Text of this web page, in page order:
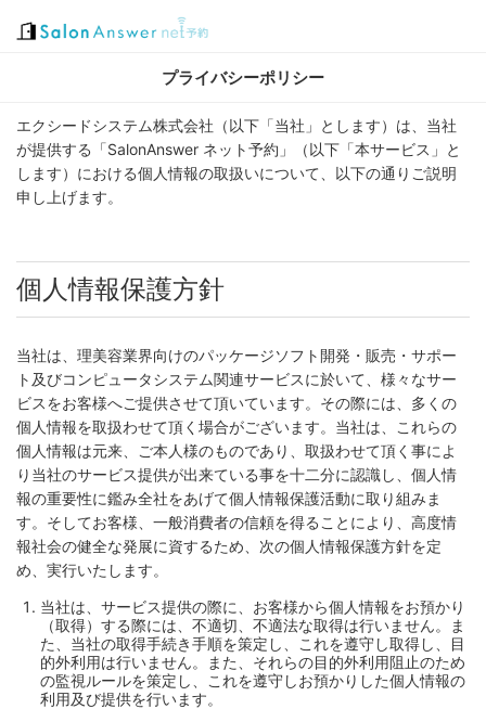
プライバシーポリシー
エクシードシステム株式会社（以下「当社」とします）は、当社
が提供する「SalonAnswer ネット予約」（以下「本サービス」と
します）における個人情報の取扱いについて、以下の通りご説明
申し上げます。
個人情報保護方針
当社は、理美容業界向けのパッケージソフト開発・販売・サポー
ト及びコンピュータシステム関連サービスに於いて、様々なサー
ビスをお客様へご提供させて頂いています。その際には、多くの
個人情報を取扱わせて頂く場合がございます。当社は、これらの
個人情報は元来、ご本人様のものであり、取扱わせて頂く事によ
り当社のサービス提供が出来ている事を十二分に認識し、個人情
報の重要性に鑑み全社をあげて個人情報保護活動に取り組みま
す。そしてお客様、一般消費者の信頼を得ることにより、高度情
報社会の健全な発展に資するため、次の個人情報保護方針を定
め、実行いたします。
当社は、サービス提供の際に、お客様から個人情報をお預かり
（取得）する際には、不適切、不適法な取得は行いません。ま
た、当社の取得手続き手順を策定し、これを遵守し取得し、目
的外利用は行いません。また、それらの目的外利用阻止のため
の監視ルールを策定し、これを遵守しお預かりした個人情報の
利用及び提供を行います。